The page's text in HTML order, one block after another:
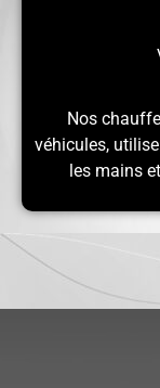
Nos
véhicules,
les mains